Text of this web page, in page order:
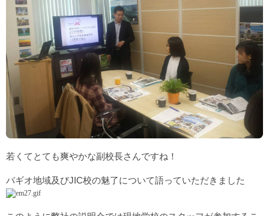
若くてとても爽やかな副校長さんですね！
バギオ地域及びJIC校の魅了について語っていただきました